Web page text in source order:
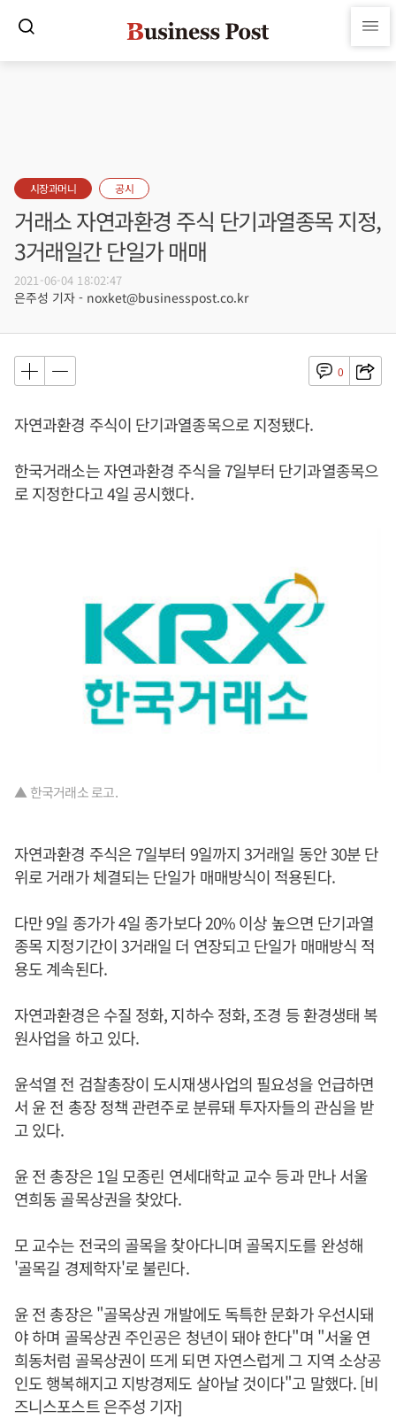
시장과머니 공시
거래소 자연과환경 주식 단기과열종목 지정,
3거래일간 단일가 매매
2021-06-04 18:02:47
은주성 기자 - noxket@businesspost.co.kr
0
자연과환경 주식이 단기과열종목으로 지정됐다.
한국거래소는 자연과환경 주식을 7일부터 단기과열종목으
로 지정한다고 4일 공시했다.
▲ 한국거래소 로고.
자연과환경 주식은 7일부터 9일까지 3거래일 동안 30분 단
위로 거래가 체결되는 단일가 매매방식이 적용된다.
다만 9일 종가가 4일 종가보다 20% 이상 높으면 단기과열
종목 지정기간이 3거래일 더 연장되고 단일가 매매방식 적
용도 계속된다.
자연과환경은 수질 정화, 지하수 정화, 조경 등 환경생태 복
원사업을 하고 있다.
윤석열 전 검찰총장이 도시재생사업의 필요성을 언급하면
서 윤 전 총장 정책 관련주로 분류돼 투자자들의 관심을 받
고 있다.
윤 전 총장은 1일 모종린 연세대학교 교수 등과 만나 서울
연희동 골목상권을 찾았다.
모 교수는 전국의 골목을 찾아다니며 골목지도를 완성해
'골목길 경제학자'로 불린다.
윤 전 총장은 "골목상권 개발에도 독특한 문화가 우선시돼
야 하며 골목상권 주인공은 청년이 돼야 한다"며 "서울 연
희동처럼 골목상권이 뜨게 되면 자연스럽게 그 지역 소상공
인도 행복해지고 지방경제도 살아날 것이다"고 말했다. [비
즈니스포스트 은주성 기자]